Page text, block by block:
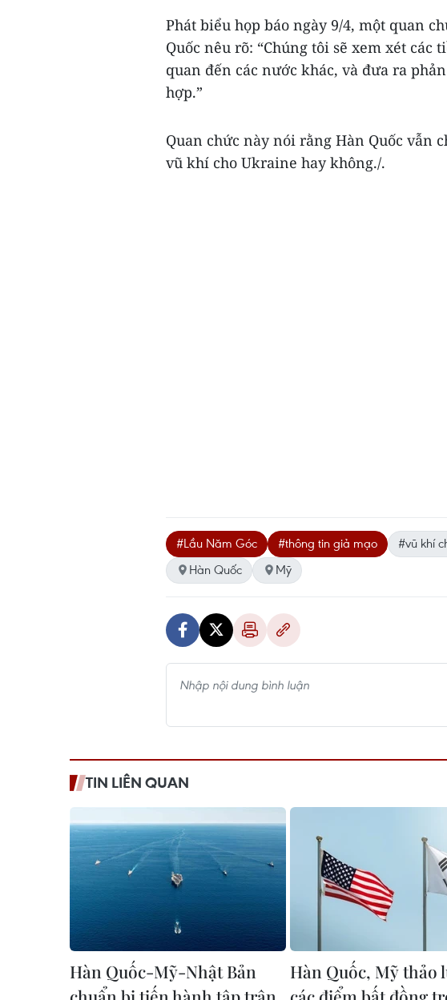
Phát biểu họp báo ngày 9/4, một quan
Quốc nêu rõ: “Chúng tôi sẽ xem xét
quan đến các nước khác, và đưa ra
hợp.”
Quan chức này nói rằng Hàn Quốc vẫn
vũ khí cho Ukraine hay không./.
#Lầu Năm Góc #thông tin giả mạo #vũ khí
Hàn Quốc
Mỹ
TIN LIÊN QUAN
Hàn Quốc-Mỹ-Nhật Bản
Hàn Quốc, Mỹ thảo